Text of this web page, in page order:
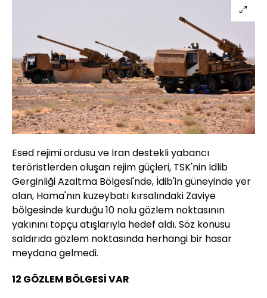
Esed rejimi ordusu ve İran destekli yabancı
teröristlerden oluşan rejim güçleri, TSK'nin İdlib
Gerginliği Azaltma Bölgesi'nde, İdib'in güneyinde yer
alan, Hama'nın kuzeybatı kırsalındaki Zaviye
bölgesinde kurduğu 10 nolu gözlem noktasının
yakınını topçu atışlarıyla hedef aldı. Söz konusu
saldırıda gözlem noktasında herhangi bir hasar
meydana gelmedi.
12 GÖZLEM BÖLGESİ VAR